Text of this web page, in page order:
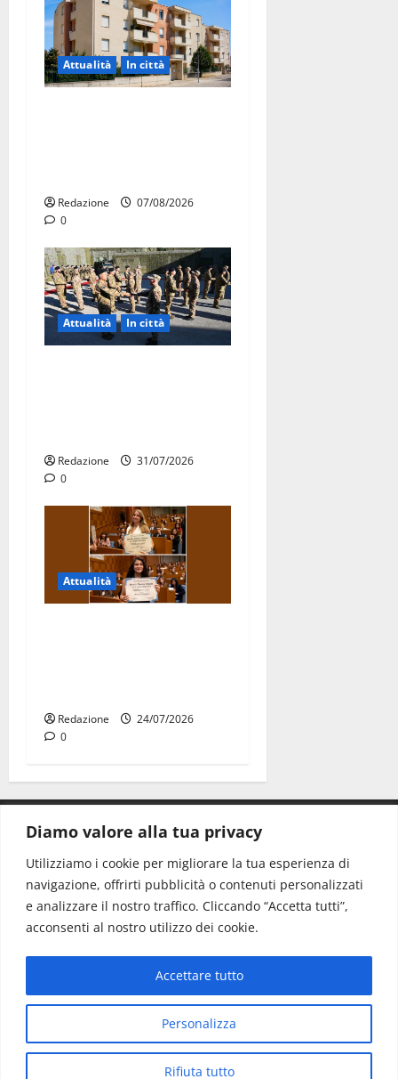
Diamo valore alla tua privacy
Utilizziamo i cookie per migliorare la tua esperienza di
navigazione, offrirti pubblicità o contenuti personalizzati
e analizzare il nostro traffico. Cliccando “Accetta tutti”,
acconsenti al nostro utilizzo dei cookie.
Personalizza
Rifiuta tutto
Accettare tutto
Attualità In città
Redazione
07/08/2026
0
Attualità In città
Redazione
31/07/2026
0
Attualità
Redazione
24/07/2026
0
CONTATTI.
Redazione: redazione@www.martinasera.it
Direttore:direttore@www.martinasera.it
Info & Commerciale:info@www.martinasera.it
Home News Vivere la città EVENTI
Salute
Il Blog del Direttore
Copyright © All rights reserved.